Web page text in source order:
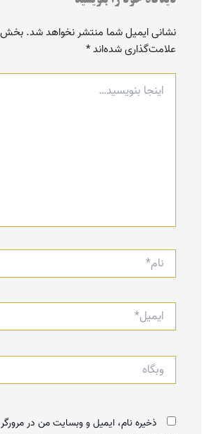
نشانی ایمیل شما منتشر نخواهد شد.
علامت‌گذاری شده‌اند*
اینجا
بنویسید…
نام*
ایمیل*
وبگاه
ذخیره نام، ایمیل و وبسایت من در